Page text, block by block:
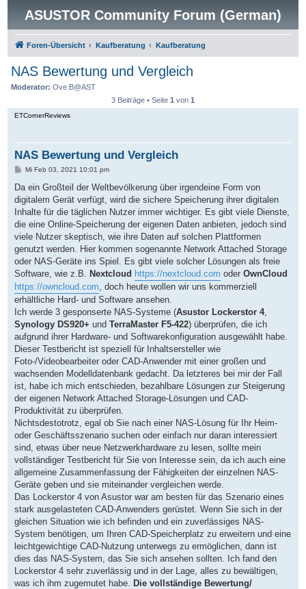
ASUSTOR Community Forum (German)
Foren-Übersicht Kaufberatung Kaufberatung
NAS Bewertung und Vergleich
Moderator: Ove.B@AST
3 Beiträge • Seite 1 von 1
ETCornerReviews
NAS Bewertung und Vergleich
B
i
r
a
Mi Feb 03, 2021 10:01 pm
Da ein Großteil der Weltbevölkerung über irgendeine Form von
digitalem Gerät verfügt, wird die sichere Speicherung ihrer digitalen
Inhalte für die täglichen Nutzer immer wichtiger. Es gibt viele Dienste,
die eine Online-Speicherung der eigenen Daten anbieten, jedoch sind
viele Nutzer skeptisch, wie ihre Daten auf solchen Plattformen
genutzt werden. Hier kommen sogenannte Network Attached Storage
oder NAS-Geräte ins Spiel. Es gibt viele solcher Lösungen als freie
Software, wie z.B. Nextcloud https://nextcloud.com oder OwnCloud
https://owncloud.com , doch heute wollen wir uns kommerziell
erhältliche Hard- und Software ansehen.
Ich werde 3 gesponserte NAS-Systeme (Asustor Lockerstor 4,
Synology DS920+ und TerraMaster F5-422) überprüfen, die ich
aufgrund ihrer Hardware- und Softwarekonfiguration ausgewählt habe.
Dieser Testbericht ist speziell für Inhaltsersteller wie
Foto-/Videobearbeiter oder CAD-Anwender mit einer großen und
wachsenden Modelldatenbank gedacht. Da letzteres bei mir der Fall
ist, habe ich mich entschieden, bezahlbare Lösungen zur Steigerung
der eigenen Network Attached Storage-Lösungen und CAD-
Produktivität zu überprüfen.
Nichtsdestotrotz, egal ob Sie nach einer NAS-Lösung für Ihr Heim-
oder Geschäftsszenario suchen oder einfach nur daran interessiert
sind, etwas über neue Netzwerkhardware zu lesen, sollte mein
vollständiger Testbericht für Sie von Interesse sein, da ich auch eine
allgemeine Zusammenfassung der Fähigkeiten der einzelnen NAS-
Geräte geben und sie miteinander vergleichen werde.
Das Lockerstor 4 von Asustor war am besten für das Szenario eines
stark ausgelasteten CAD-Anwenders gerüstet. Wenn Sie sich in der
gleichen Situation wie ich befinden und ein zuverlässiges NAS-
System benötigen, um Ihren CAD-Speicherplatz zu erweitern und eine
leichtgewichtige CAD-Nutzung unterwegs zu ermöglichen, dann ist
dies das NAS-System, das Sie sich ansehen sollten. Ich fand den
Lockerstor 4 sehr zuverlässig und in der Lage, alles zu bewältigen,
was ich ihm zugemutet habe. Die vollständige Bewertung/